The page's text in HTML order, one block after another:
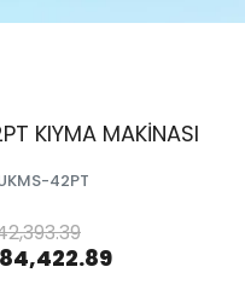
KIYMA MAKİNASI
42PT